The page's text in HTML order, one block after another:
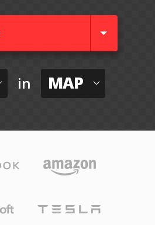
in MAP